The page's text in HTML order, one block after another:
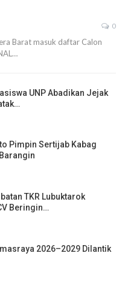
0
Barat masuk daftar Calon
UNP Abadikan Jejak
Pimpin Sertijab Kabag
TKR Lubuktarok
Beringin…
2026–2029 Dilantik